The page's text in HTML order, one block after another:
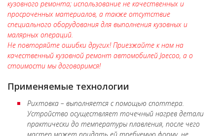
кузовного ремонта; использование не качественных и
просроченных материалов, а также отсутствие
специального оборудования для выполнения кузовных и
малярных операций.
Не повторяйте ошибки других! Приезжайте к нам на
качественный кузовной ремонт автомобилей Jaecoo, а о
стоимости мы договоримся!
Применяемые технологии
Рихтовка – выполняется с помощью споттера.
Устройство осуществляет точечный нагрев детали
практически до температуры плавления, после чего